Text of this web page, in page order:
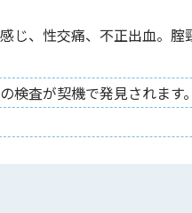
じ、性交痛、不正出血。
査が契機で発見されます。